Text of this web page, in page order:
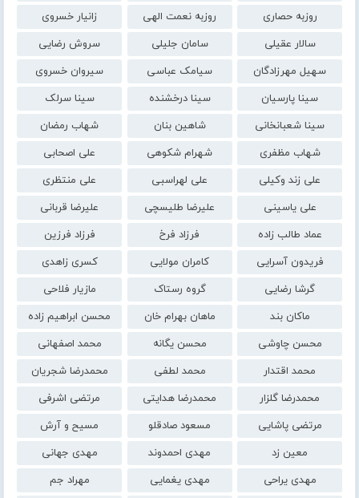
روزبه حصاری
روزبه نعمت الهی
زانیار خسروی
سالار عقیلی
سامان جلیلی
سروش رضایی
سهیل مهرزادگان
سیامک عباسی
سیروان خسروی
سینا پارسیان
سینا درخشنده
سینا سرلک
سینا شعبانخانی
شاهین بنان
شهاب رمضان
شهاب مظفری
شهرام شکوهی
علی اصحابی
علی زند وکیلی
علی لهراسبی
علی منتظری
علی یاسینی
علیرضا طلیسچی
علیرضا قربانی
عماد طالب زاده
فرزاد فرخ
فرزاد فرزین
فریدون آسرایی
کامران مولایی
کسری زاهدی
گرشا رضایی
گروه رستاک
مازیار فلاحی
ماکان بند
ماهان بهرام خان
محسن ابراهیم زاده
محسن چاوشی
محسن یگانه
محمد اصفهانی
محمد اقتدار
محمد لطفی
محمدرضا شجریان
محمدرضا گلزار
محمدرضا هدایتی
مرتضی اشرفی
مرتضی پاشایی
مسعود صادقلو
مسیح و آرش
معین زد
مهدی احمدوند
مهدی جهانی
مهدی یراحی
مهدی یغمایی
مهراد جم